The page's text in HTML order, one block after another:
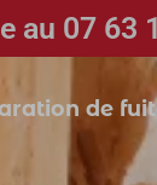
au 07 63
de